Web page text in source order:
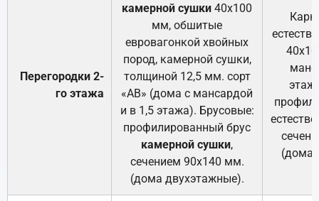
Перегородки 2-
го этажа
камерной сушки 40х100
мм, обшитые
евровагонкой хвойных
пород, камерной сушки,
толщиной 12,5 мм. сорт
«АВ» (дома с мансардой
и в 1,5 этажа). Брусовые:
профилированный брус
камерной сушки,
сечением 90х140 мм.
(дома двухэтажные).
(дома